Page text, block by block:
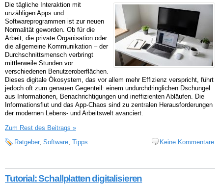
Die tägliche Interaktion mit
unzähligen Apps und
Softwareprogrammen ist zur neuen
Normalität geworden. Ob für die
Arbeit, die private Organisation oder
die allgemeine Kommunikation – der
Durchschnittsmensch verbringt
mittlerweile Stunden vor
verschiedenen Benutzeroberflächen.
Dieses digitale Ökosystem, das vor allem mehr Effizienz verspricht, führt
jedoch oft zum genauen Gegenteil: einem undurchdringlichen Dschungel
aus Informationen, Benachrichtigungen und ineffizienten Abläufen. Die
Informationsflut und das App-Chaos sind zu zentralen Herausforderungen
der modernen Lebens- und Arbeitswelt avanciert.
Zum Rest des Beitrags »
Ratgeber, Software, Tipps Keine Kommentare
Tutorial: Schallplatten digitalisieren